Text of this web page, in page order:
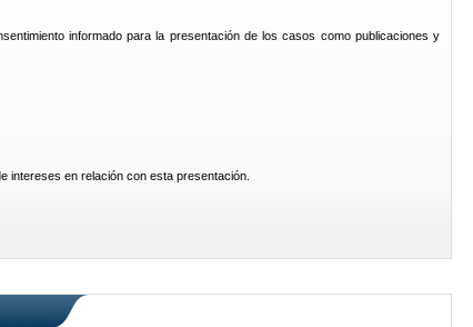
informado para la presentación de los casos como publicaciones y
intereses en relación con esta presentación.